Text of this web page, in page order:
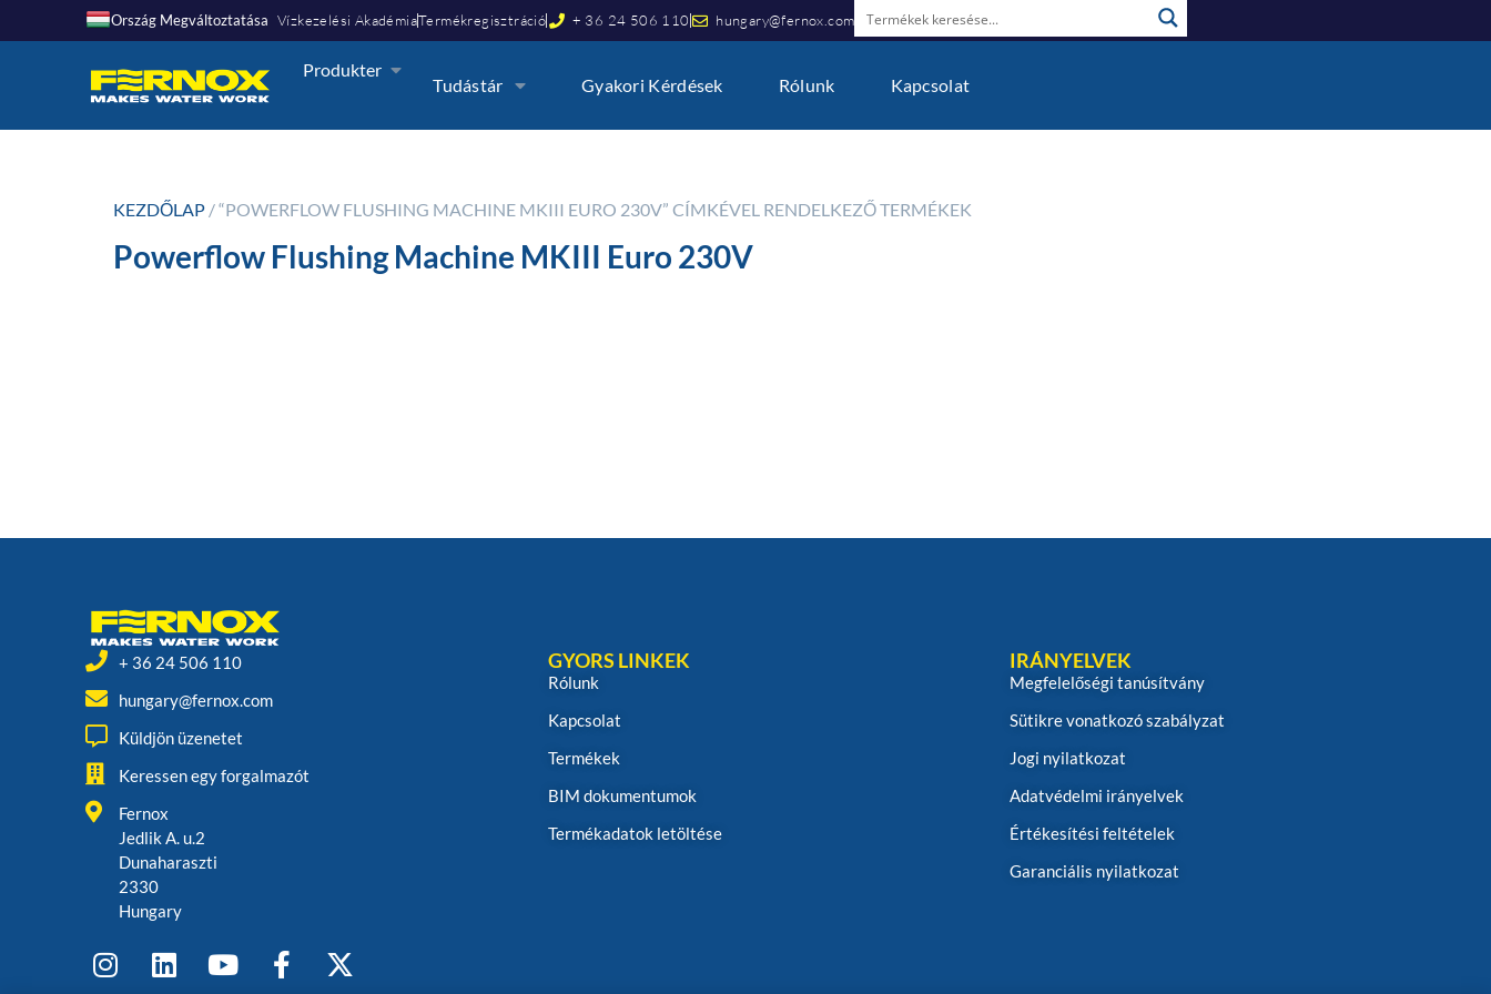
Ország Megváltoztatása Vízkezelési AkadémiaTermékregisztráció + 36 24 506 110 hungary@fernox.com
Produkter
Tudástár Gyakori Kérdések Rólunk Kapcsolat
KEZDŐLAP / “POWERFLOW FLUSHING MACHINE MKIII EURO 230V” CÍMKÉVEL RENDELKEZŐ TERMÉKEK
Powerflow Flushing Machine MKIII Euro 230V
+ 36 24 506 110
hungary@fernox.com
Küldjön üzenetet
Keressen egy forgalmazót
Fernox
Jedlik A. u.2
Dunaharaszti
2330
Hungary
GYORS LINKEK
Rólunk
Kapcsolat
Termékek
BIM dokumentumok
Termékadatok letöltése
IRÁNYELVEK
Megfelelőségi tanúsítvány
Sütikre vonatkozó szabályzat
Jogi nyilatkozat
Adatvédelmi irányelvek
Értékesítési feltételek
Garanciális nyilatkozat